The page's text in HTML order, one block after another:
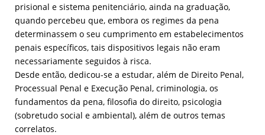
prisional e sistema penitenciário, ainda na graduação,
quando percebeu que, embora os regimes da pena
determinassem o seu cumprimento em estabelecimentos
penais específicos, tais dispositivos legais não eram
necessariamente seguidos à risca.
Desde então, dedicou-se a estudar, além de Direito Penal,
Processual Penal e Execução Penal, criminologia, os
fundamentos da pena, filosofia do direito, psicologia
(sobretudo social e ambiental), além de outros temas
correlatos.